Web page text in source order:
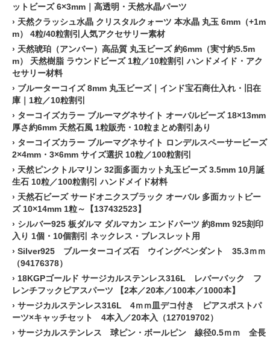
ットビーズ 6×3mm｜高透明・天然水晶パーツ
› 天然クラッシュ水晶 クリスタルクォーツ 本水晶 丸玉 6mm（+1m
m） 4粒/40粒割引人気アクセサリー素材
› 天然琥珀（アンバー）高品質 丸玉ビーズ 約6mm（実寸約5.5m
m） 天然樹脂 ラウンドビーズ 1粒／10粒割引 ハンドメイド・アク
セサリー材料
› ブルーターコイズ 8mm 丸玉ビーズ｜インド宝石商仕入れ・旧在
庫｜1粒／10粒割引
› ターコイズカラー ブルーマグネサイト オーバルビーズ 18×13mm
厚さ約6mm 天然石風 1粒販売・10粒まとめ割引あり
› ターコイズカラー ブルーマグネサイト ロンデルスペーサービーズ
2×4mm・3×6mm サイズ選択 10粒／100粒割引
› 天然ピンクトルマリン 32面多面カット丸玉ビーズ 3.5mm 10月誕
生石 10粒／100粒割引 ハンドメイド材料
› 天然石ビーズ サードオニクスブラック オーバル 多面カットビー
ズ 10×14mm 1粒～【137432523】
› シルバー925 板ダルマ ダルマカン エンドパーツ 約8mm 925刻印
入り 1個・10個割引 ネックレス・ブレスレット用
› Silver925 ブルーターコイズ石 ウイングペンダント 35.3ｍｍ
（94176378）
› 18KGPゴールド サージカルステンレス316L レバーバック フ
レンチフックピアスパーツ 【2本／20本／100本／1000本】
› サージカルステンレス316L 4ｍｍ皿デコ付き ピアスポストパ
ーツ×キャッチセット 4本入／20本入（127019702）
› サージカルステンレス 球ピン・ボールピン 線径0.5ｍｍ 全長